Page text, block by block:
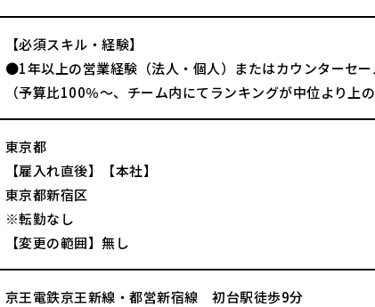
【必須スキル・経験】
●1年以上の営業経験（法人・個人）またはカウンターセ
（予算比100％～、チーム内にてランキングが中位より上
東京都
【雇入れ直後】【本社】
東京都新宿区
※転勤なし
【変更の範囲】無し
京王電鉄京王新線・都営新宿線 初台駅徒歩9分